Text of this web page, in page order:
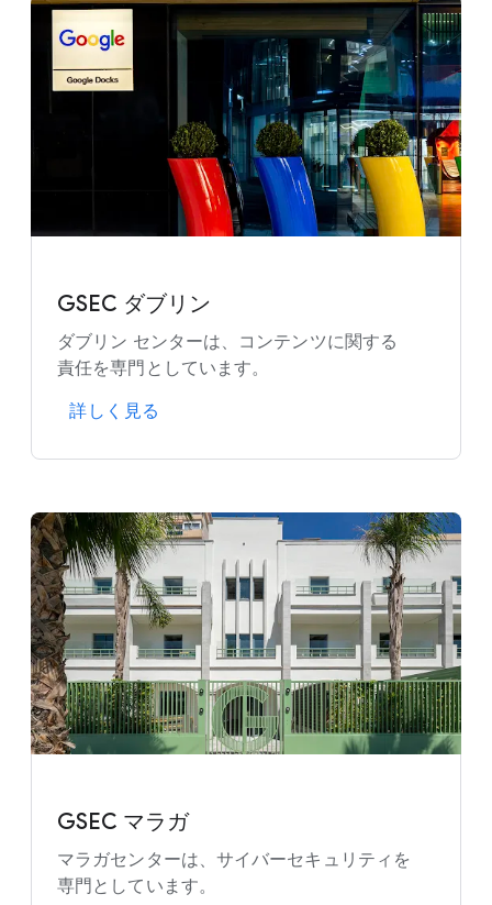
GSEC ダブリン
ダブリン センターは、​コンテンツに​関する​
責任を​専門と​しています。
詳しく​見る
GSEC マラガ
マラガセンターは、​サイバーセキュリティを​
専門と​しています。